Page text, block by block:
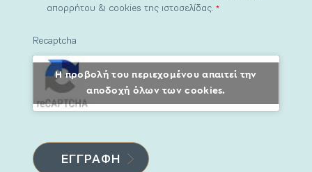
απορρήτου & cookies της ιστοσελίδας.*
Recaptcha
Η προβολή του περιεχομένου απαιτεί την
αποδοχή όλων των cookies.